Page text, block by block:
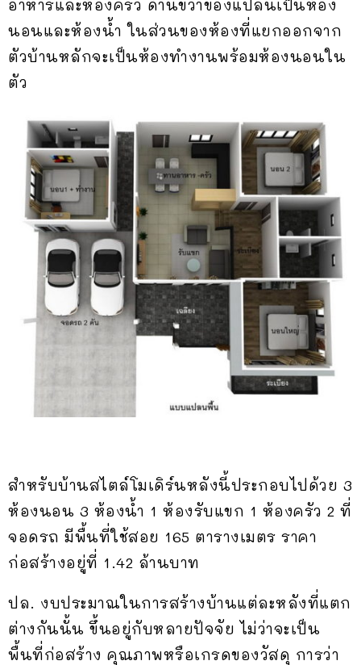
อาหารและห้องครัว ด้านขวาของแปลนเป็นห้อง
นอนและห้องน้ำ ในส่วนของห้องที่แยกออกจาก
ตัวบ้านหลักจะเป็นห้องทำงานพร้อมห้องนอนใน
ตัว
สำหรับบ้านสไตล์โมเดิร์นหลังนี้ประกอบไปด้วย 3
ห้องนอน 3 ห้องน้ำ 1 ห้องรับแขก 1 ห้องครัว 2 ที่
จอดรถ มีพื้นที่ใช้สอย 165 ตารางเมตร ราคา
ก่อสร้างอยู่ที่ 1.42 ล้านบาท
ปล. งบประมาณในการสร้างบ้านแต่ละหลังที่แตก
ต่างกันนั้น ขึ้นอยู่กับหลายปัจจัย ไม่ว่าจะเป็น
พื้นที่ก่อสร้าง คุณภาพหรือเกรดของวัสดุ การว่า